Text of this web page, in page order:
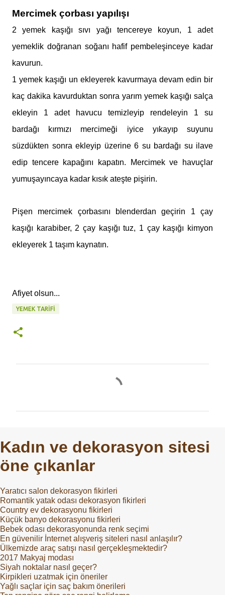
Mercimek çorbası yapılışı
2 yemek kaşığı sıvı yağı tencereye koyun, 1 adet
yemeklik doğranan soğanı hafif pembeleşinceye kadar
kavurun.
1 yemek kaşığı un ekleyerek kavurmaya devam edin bir
kaç dakika kavurduktan sonra yarım yemek kaşığı salça
ekleyin 1 adet havucu temizleyip rendeleyin 1 su
bardağı kırmızı mercimeği iyice yıkayıp suyunu
süzdükten sonra ekleyip üzerine 6 su bardağı su ilave
edip tencere kapağını kapatın. Mercimek ve havuçlar
yumuşayıncaya kadar kısık ateşte pişirin.
Pişen mercimek çorbasını blenderdan geçirin 1 çay
kaşığı karabiber, 2 çay kaşığı tuz, 1 çay kaşığı kimyon
ekleyerek 1 taşım kaynatın.
Afiyet olsun...
YEMEK TARIFI
l
a
Kadın ve dekorasyon sitesi
öne çıkanlar
Yaratıcı salon dekorasyon fikirleri
Romantik yatak odası dekorasyon fikirleri
Country ev dekorasyonu fikirleri
Küçük banyo dekorasyonu fikirleri
Bebek odası dekorasyonunda renk seçimi
En güvenilir İnternet alışveriş siteleri nasıl anlaşılır?
Ülkemizde araç satışı nasıl gerçekleşmektedir?
2017 Makyaj modası
Siyah noktalar nasıl geçer?
Kirpikleri uzatmak için öneriler
Yağlı saçlar için saç bakım önerileri